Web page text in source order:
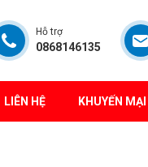
Hỗ trợ
0868146135
LIÊN HỆ KHUYẾN MẠI